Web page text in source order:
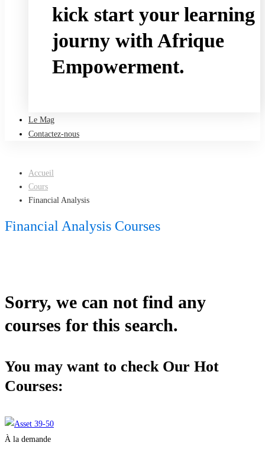
kick start your learning
journy with Afrique
Empowerment.
Le Mag
Contactez-nous
Accueil
Cours
Financial Analysis
Financial Analysis Courses
Sorry, we can not find any
courses for this search.
You may want to check Our Hot
Courses:
À la demande